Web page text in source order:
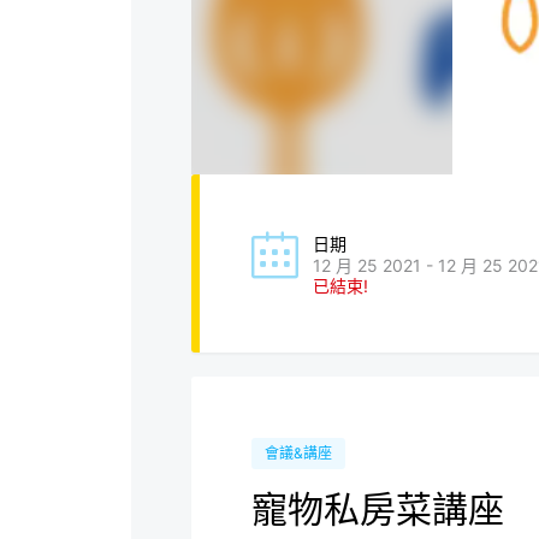
日期
12 月 25 2021 - 12 月 25
已結束!
會議&講座
寵物私房菜講座